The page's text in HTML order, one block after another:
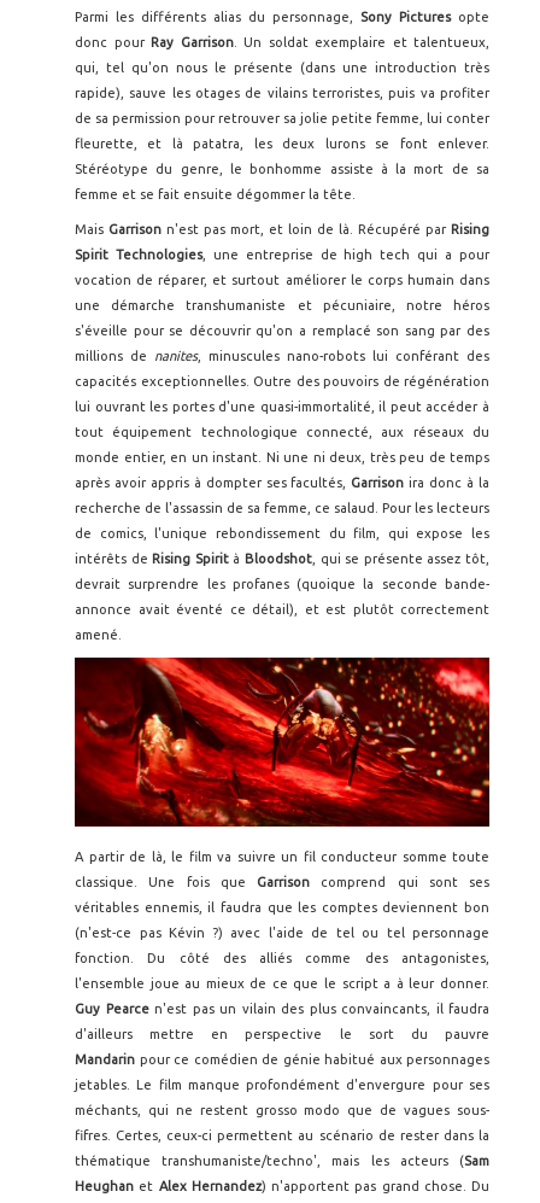
Parmi les différents alias du personnage, Sony Picturesopte
donc pour Ray Garrison. Un soldat exemplaire et talentueux,
qui, tel qu'on nous le présente (dans une introduction très
rapide), sauve les otages de vilains terroristes, puis va profiter
de sa permission pour retrouver sa jolie petite femme, lui conter
fleurette, et là patatra, les deux lurons se font enlever.
Stéréotype du genre, le bonhomme assiste à la mort de sa
femme et se fait ensuite dégommer la tête.
Mais Garrison n'est pas mort, et loin de là. Récupéré par Rising
Spirit Technologies, une entreprise de high tech qui a pour
vocation de réparer, et surtout améliorer le corps humain dans
une démarche transhumaniste et pécuniaire, notre héros
s'éveille pour se découvrir qu'on a remplacé son sang par des
millions de nanites, minuscules nano-robots lui conférant des
capacités exceptionnelles. Outre des pouvoirs de régénération
lui ouvrant les portes d'une quasi-immortalité, il peut accéder à
tout équipement technologique connecté, aux réseaux du
monde entier, en un instant. Ni une ni deux, très peu de temps
après avoir appris à dompter ses facultés, Garrisonira donc à la
recherche de l'assassin de sa femme, ce salaud. Pour les lecteurs
de comics, l'unique rebondissement du film, qui expose les
intérêts de Rising Spirit à Bloodshot , qui se présente assez tôt,
devrait surprendre les profanes (quoique la seconde bande-
annonce avait éventé ce détail), et est plutôt correctement
amené.
A partir de là, le film va suivre un fil conducteur somme toute
classique. Une fois que Garrison comprend qui sont ses
véritables ennemis, il faudra que les comptes deviennent bon
(n'est-ce pas Kévin ?) avec l'aide de tel ou tel personnage
fonction. Du côté des alliés comme des antagonistes,
l'ensemble joue au mieux de ce que le script a à leur donner.
Guy Pearce n'est pas un vilain des plus convaincants, il faudra
d'ailleurs mettre en perspective le sort du pauvre
Mandarin pour ce comédien de génie habitué aux personnages
jetables. Le film manque profondément d'envergure pour ses
méchants, qui ne restent grosso modo que de vagues sous-
fifres. Certes, ceux-ci permettent au scénario de rester dans la
thématique transhumaniste/techno', mais les acteurs (Sam
Heughan et Alex Hernandez) n'apportent pas grand chose. Du